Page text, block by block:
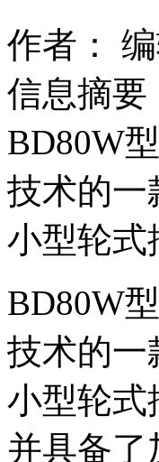
作者：
信息摘要
BD80W
技术的一
小型轮
BD80W
技术的一
小型轮式
并具备